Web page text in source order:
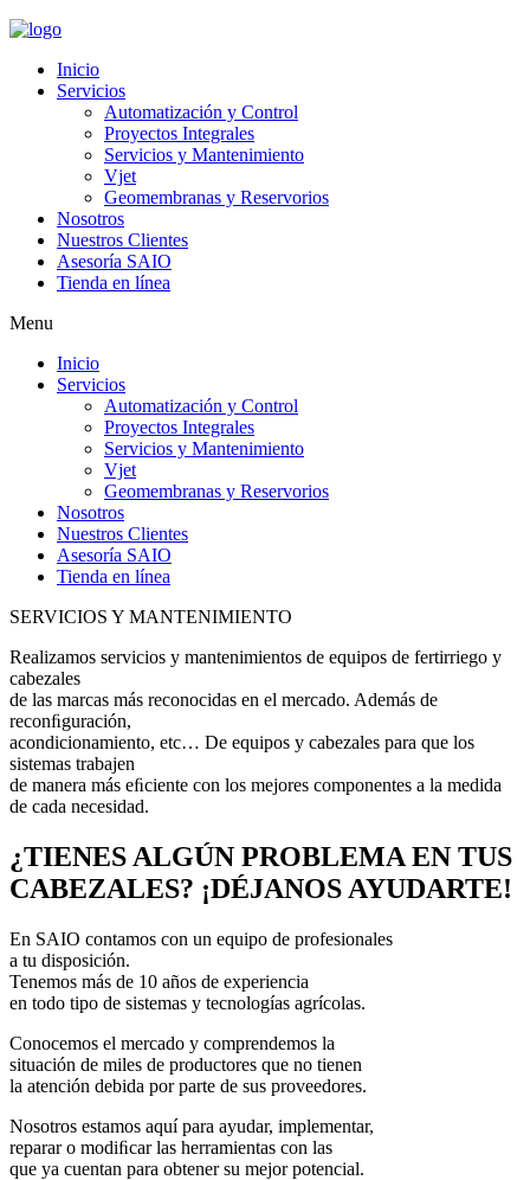
Inicio
Servicios
Automatización y Control
Proyectos Integrales
Servicios y Mantenimiento
Vjet
Geomembranas y Reservorios
Nosotros
Nuestros Clientes
Asesoría SAIO
Tienda en línea
Menu
Inicio
Servicios
Automatización y Control
Proyectos Integrales
Servicios y Mantenimiento
Vjet
Geomembranas y Reservorios
Nosotros
Nuestros Clientes
Asesoría SAIO
Tienda en línea
SERVICIOS Y MANTENIMIENTO
Realizamos servicios y mantenimientos de equipos de fertirriego y
cabezales
de las marcas más reconocidas en el mercado. Además de
reconﬁguración,
acondicionamiento, etc… De equipos y cabezales para que los
sistemas trabajen
de manera más eﬁciente con los mejores componentes a la medida
de cada necesidad.
¿TIENES ALGÚN PROBLEMA EN TUS
CABEZALES? ¡DÉJANOS AYUDARTE!
En SAIO contamos con un equipo de profesionales
a tu disposición.
Tenemos más de 10 años de experiencia
en todo tipo de sistemas y tecnologías agrícolas.
Conocemos el mercado y comprendemos la
situación de miles de productores que no tienen
la atención debida por parte de sus proveedores.
Nosotros estamos aquí para ayudar, implementar,
reparar o modiﬁcar las herramientas con las
que ya cuentan para obtener su mejor potencial.